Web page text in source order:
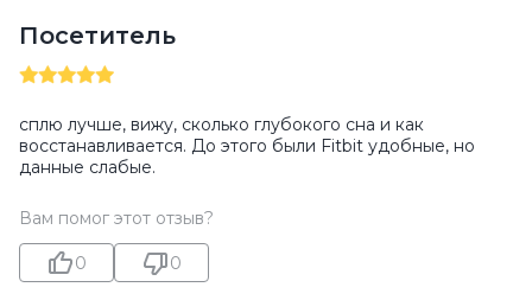
Посетитель
сплю лучше, вижу, сколько глубокого сна и как
восстанавливается. До этого были Fitbit удобные, но
данные слабые.
Вам помог этот отзыв?
0 0